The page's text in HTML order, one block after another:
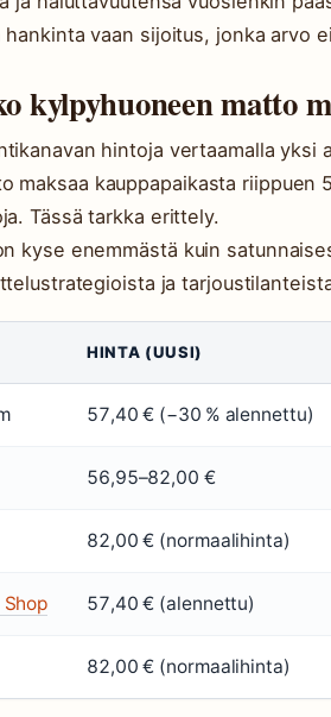
vaan sijoitus, jonka arvo
kylpyhuoneen matto
hintoja vertaamalla yksi
maksaa kauppapaikasta riippuen
Tässä tarkka erittely.
kyse enemmästä kuin
ja
HINTA (UUSI)
57,40 € (−30 % alennettu)
56,95–82,00 €
82,00 € (normaalihinta)
57,40 € (alennettu)
82,00 € (normaalihinta)